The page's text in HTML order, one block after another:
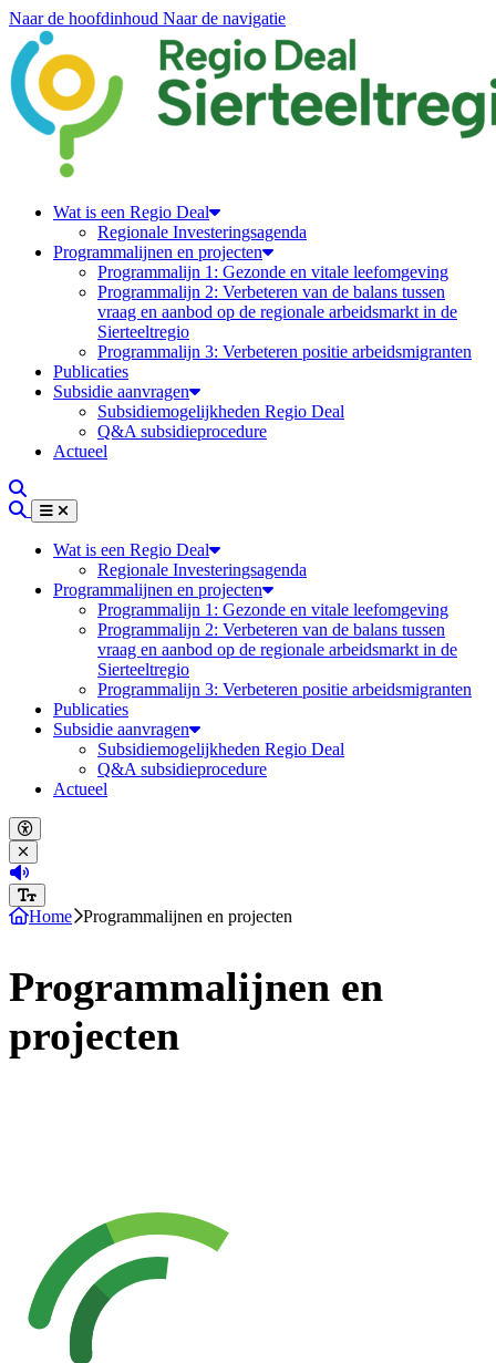
Naar de hoofdinhoud Naar de navigatie
Wat is een Regio Deal
Regionale Investeringsagenda
Programmalijnen en projecten
Programmalijn 1: Gezonde en vitale leefomgeving
Programmalijn 2: Verbeteren van de balans tussen
vraag en aanbod op de regionale arbeidsmarkt in de
Sierteeltregio
Programmalijn 3: Verbeteren positie arbeidsmigranten
Publicaties
Subsidie aanvragen
Subsidiemogelijkheden Regio Deal
Q&A subsidieprocedure
Actueel
Zoeken
Menu
Sluiten
Wat is een Regio Deal
Regionale Investeringsagenda
Programmalijnen en projecten
Programmalijn 1: Gezonde en vitale leefomgeving
Programmalijn 2: Verbeteren van de balans tussen
vraag en aanbod op de regionale arbeidsmarkt in de
Sierteeltregio
Programmalijn 3: Verbeteren positie arbeidsmigranten
Publicaties
Subsidie aanvragen
Subsidiemogelijkheden Regio Deal
Q&A subsidieprocedure
Actueel
Open accessibility menu
Close accessibility menu
(Deze link opent in een nieuw tabblad)
Increase font size
Home Programmalijnen en projecten
Programmalijnen en
projecten